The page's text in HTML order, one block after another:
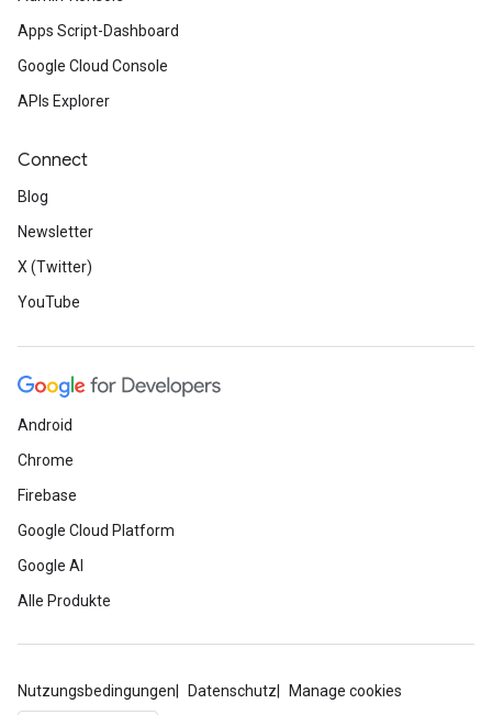
Apps Script-Dashboard
Google Cloud Console
APIs Explorer
Connect
Blog
Newsletter
X (Twitter)
YouTube
Android
Chrome
Firebase
Google Cloud Platform
Google AI
Alle Produkte
Nutzungsbedingungen Datenschutz Manage cookies